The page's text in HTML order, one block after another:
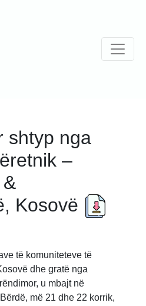
shtyp nga
–
Kosovë
të komuniteteve të
dhe gratë nga
u mbajt në
më 21 dhe 22 korrik,